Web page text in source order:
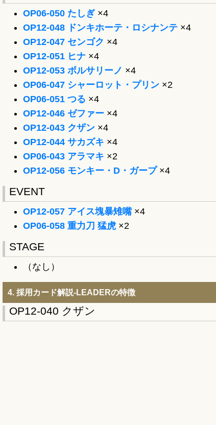
OP06-050 たしぎ ×4
OP12-048 ドンキホーテ・ロシナンテ ×4
OP12-047 センゴク ×4
OP12-051 ヒナ ×4
OP12-053 ボルサリーノ ×4
OP06-047 シャーロット・プリン ×2
OP06-051 つる ×4
OP12-046 ゼファー ×4
OP12-043 クザン ×4
OP12-044 サカズキ ×4
OP06-043 アラマキ ×2
OP12-056 モンキー・D・ガープ×4
EVENT
OP12-057 アイス塊暴雉嘴×4
OP06-058 重力刀 猛虎 ×2
STAGE
（なし）
4. 採用カード解説‐LEADERの特徴
OP12-040 クザン